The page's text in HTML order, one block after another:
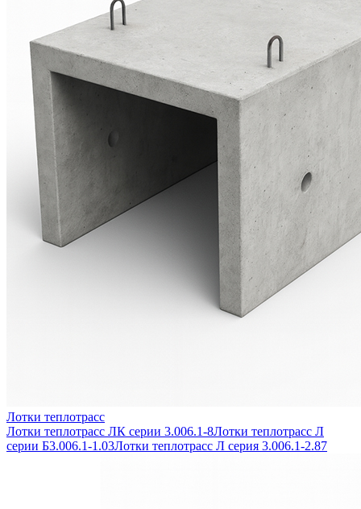
Лотки теплотрасс
Лотки теплотрасс ЛК серии 3.006.1-8Лотки теплотрасс Л
серии Б3.006.1-1.03Лотки теплотрасс Л серия 3.006.1-2.87